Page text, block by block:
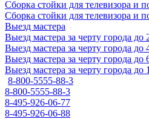
Сборка стойки для телевизора и
Сборка стойки для телевизора и
Выезд мастера
Выезд мастера за черту города до
Выезд мастера за черту города до
Выезд мастера за черту города до
Выезд мастера за черту города до
8-800-5555-88-3
8-800-5555-88-3
8-495-926-06-77
8-495-926-06-88